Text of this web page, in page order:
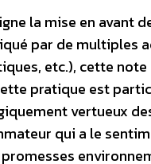
la mise en avant
par de multiples
etc.), cette note
pratique est
vertueux
qui a le